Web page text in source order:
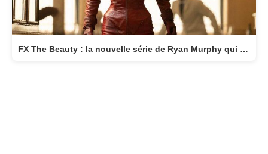
FX The Beauty : la nouvelle série de Ryan Murphy qui transforme la beauté en arme fatale